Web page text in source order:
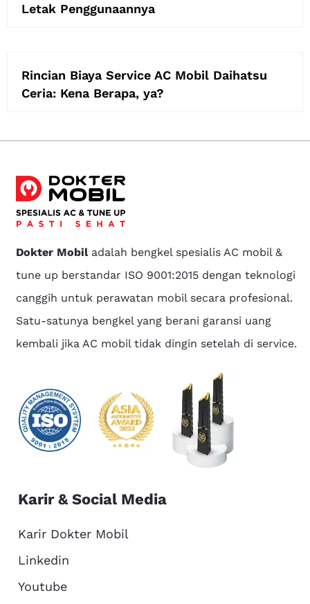
Letak Penggunaannya
Rincian Biaya Service AC Mobil Daihatsu
Ceria: Kena Berapa, ya?
Dokter Mobiladalah bengkel spesialis AC mobil &
tune up berstandar ISO 9001:2015 dengan teknologi
canggih untuk perawatan mobil secara profesional.
Satu-satunya bengkel yang berani garansi uang
kembali jika AC mobil tidak dingin setelah di service.
Karir & Social Media
Karir Dokter Mobil
Linkedin
Youtube